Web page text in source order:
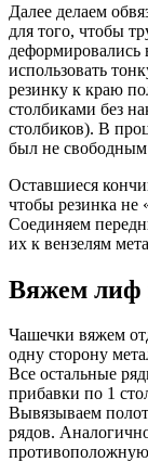
Далее делаем
для того, чтобы
деформировались
использовать
резинку к краю
столбиками без
столбиков). В
был не свободным
Оставшиеся
чтобы резинка не
Соединяем
их к вензелям
Вяжем лиф
Чашечки вяжем
одну сторону
Все остальные
прибавки по 1
Вывязываем
рядов.
противоположную